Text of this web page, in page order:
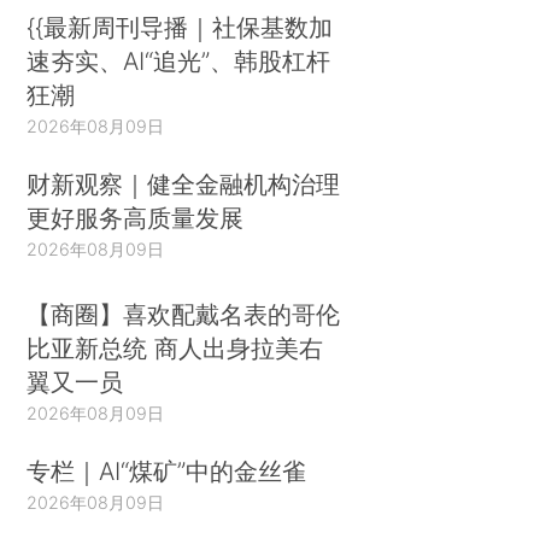
{{最新周刊导播｜社保基数加
速夯实、AI“追光”、韩股杠杆
狂潮
2026年08月09日
财新观察｜健全金融机构治理
更好服务高质量发展
2026年08月09日
【商圈】喜欢配戴名表的哥伦
比亚新总统 商人出身拉美右
翼又一员
2026年08月09日
专栏｜AI“煤矿”中的金丝雀
2026年08月09日